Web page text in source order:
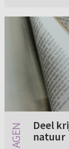
Deel
natuur